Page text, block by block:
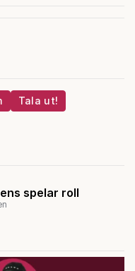
Tala ut!
spelar roll